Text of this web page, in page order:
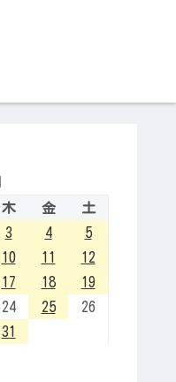
木 金
土
3 4
5
10 11
12
17 18
19
24 25
26
31